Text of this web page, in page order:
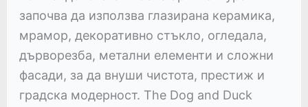
започва да използва глазирана керамика,
мрамор, декоративно стъкло, огледала,
дърворезба, метални елементи и сложни
фасади, за да внуши чистота, престиж и
градска модерност. The Dog and Duck